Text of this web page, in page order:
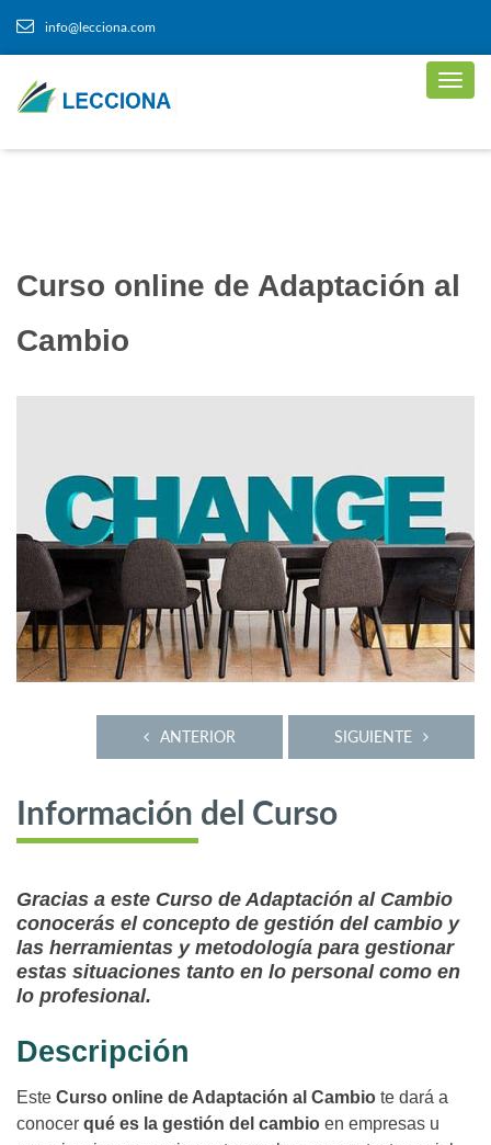
info@lecciona.com
Curso online de Adaptación al
Cambio
SIGUIENTE
ANTERIOR
Información del Curso
Gracias a este Curso de Adaptación al Cambio
conocerás el concepto de gestión del cambio y
las herramientas y metodología para gestionar
estas situaciones tanto en lo personal como en
lo profesional.
Descripción
Este Curso online de Adaptación al Cambio te dará a
conocer qué es la gestión del cambio en empresas u